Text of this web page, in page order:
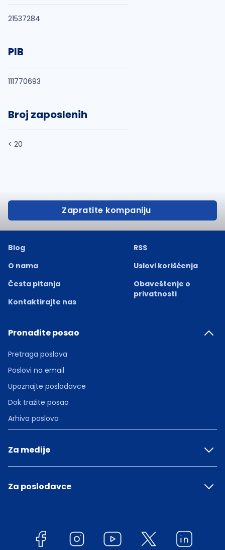
21537284
PIB
111770693
Broj zaposlenih
< 20
Zapratite kompaniju
Blog
O nama
Česta pitanja
Kontaktirajte nas
RSS
Uslovi korišćenja
Obaveštenje o
privatnosti
Pronađite posao
Pretraga poslova
Poslovi na email
Upoznajte poslodavce
Dok tražite posao
Arhiva poslova
Za medije
Za poslodavce